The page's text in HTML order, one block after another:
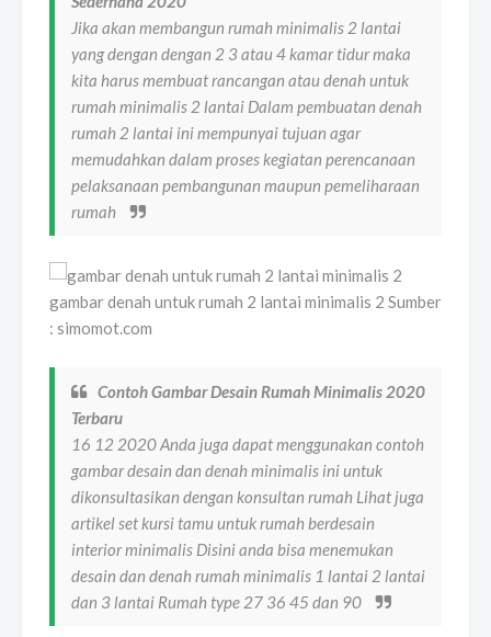
Jika akan membangun rumah minimalis 2 lantai
yang dengan dengan 2 3 atau 4 kamar tidur maka
kita harus membuat rancangan atau denah untuk
rumah minimalis 2 lantai Dalam pembuatan denah
rumah 2 lantai ini mempunyai tujuan agar
memudahkan dalam proses kegiatan perencanaan
pelaksanaan pembangunan maupun pemeliharaan
rumah
gambar denah untuk rumah 2 lantai minimalis 2 Sumber
: simomot.com
Contoh Gambar Desain Rumah Minimalis 2020
Terbaru
16 12 2020 Anda juga dapat menggunakan contoh
gambar desain dan denah minimalis ini untuk
dikonsultasikan dengan konsultan rumah Lihat juga
artikel set kursi tamu untuk rumah berdesain
interior minimalis Disini anda bisa menemukan
desain dan denah rumah minimalis 1 lantai 2 lantai
dan 3 lantai Rumah type 27 36 45 dan 90